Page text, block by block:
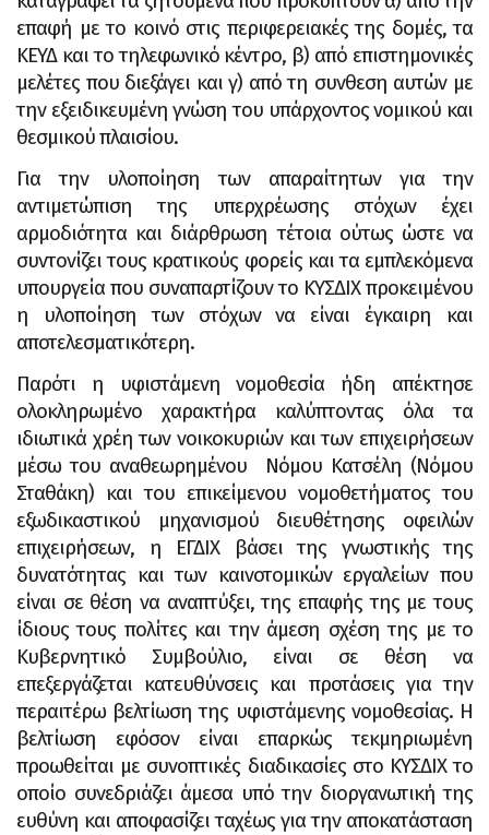
επαφή με το κοινό στις περιφερειακές της δομές, τα
ΚΕΥΔ και το τηλεφωνικό κέντρο, β) από επιστημονικές
μελέτες που διεξάγει και γ) από τη συνθεση αυτών με
την εξειδικευμένη γνώση του υπάρχοντος νομικού και
θεσμικού πλαισίου.
Για την υλοποίηση των απαραίτητων για την
αντιμετώπιση της υπερχρέωσης στόχων έχει
αρμοδιότητα και διάρθρωση τέτοια ούτως ώστε να
συντονίζει τους κρατικούς φορείς και τα εμπλεκόμενα
υπουργεία που συναπαρτίζουν το ΚΥΣΔΙΧ προκειμένου
η υλοποίηση των στόχων να είναι έγκαιρη και
αποτελεσματικότερη.
Παρότι η υφιστάμενη νομοθεσία ήδη απέκτησε
ολοκληρωμένο χαρακτήρα καλύπτοντας όλα τα
ιδιωτικά χρέη των νοικοκυριών και των επιχειρήσεων
μέσω του αναθεωρημένου Νόμου Κατσέλη (Νόμου
Σταθάκη) και του επικείμενου νομοθετήματος του
εξωδικαστικού μηχανισμού διευθέτησης οφειλών
επιχειρήσεων, η ΕΓΔΙΧ βάσει της γνωστικής της
δυνατότητας και των καινοτομικών εργαλείων που
είναι σε θέση να αναπτύξει, της επαφής της με τους
ίδιους τους πολίτες και την άμεση σχέση της με το
Κυβερνητικό Συμβούλιο, είναι σε θέση να
επεξεργάζεται κατευθύνσεις και προτάσεις για την
περαιτέρω βελτίωση της υφιστάμενης νομοθεσίας. Η
βελτίωση εφόσον είναι επαρκώς τεκμηριωμένη
προωθείται με συνοπτικές διαδικασίες στο ΚΥΣΔΙΧ το
οποίο συνεδριάζει άμεσα υπό την διοργανωτική της
ευθύνη και αποφασίζει ταχέως για την αποκατάσταση